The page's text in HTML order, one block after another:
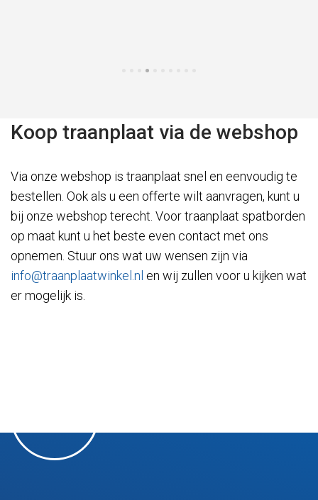
Koop traanplaat via de webshop
Via onze webshop is traanplaat snel en eenvoudig te
bestellen. Ook als u een offerte wilt aanvragen, kunt u
bij onze webshop terecht. Voor traanplaat spatborden
op maat kunt u het beste even contact met ons
opnemen. Stuur ons wat uw wensen zijn via
info@traanplaatwinkel.nl en wij zullen voor u kijken wat
er mogelijk is.